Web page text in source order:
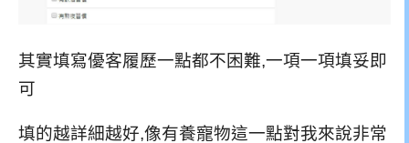
其實填寫優客履歷一點都不困難,一項一項填妥即
可
填的越詳細越好,像有養寵物這一點對我來說非常